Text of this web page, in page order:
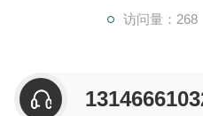
访问量：268